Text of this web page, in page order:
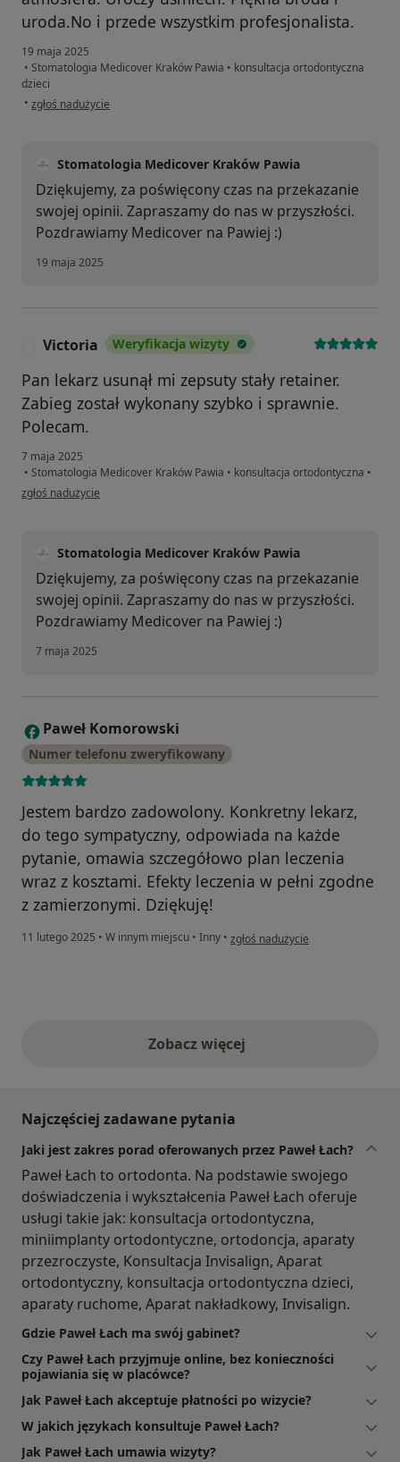
uroda.No i przede wszystkim profesjonalista.
19 maja 2025
• Stomatologia Medicover Kraków Pawia • konsultacja ortodontyczna
dzieci
• w opinii użytkownika Td
zgłoś nadużycie
Stomatologia Medicover Kraków Pawia
Dziękujemy, za poświęcony czas na przekazanie
swojej opinii. Zapraszamy do nas w przyszłości.
Pozdrawiamy Medicover na Pawiej :)
19 maja 2025
Victoria Weryfikacja wizyty
Pan lekarz usunął mi zepsuty stały retainer.
Zabieg został wykonany szybko i sprawnie.
Polecam.
7 maja 2025
• Stomatologia Medicover Kraków Pawia • konsultacja ortodontyczna •
w opinii użytkownika Victoria
zgłoś nadużycie
Stomatologia Medicover Kraków Pawia
Dziękujemy, za poświęcony czas na przekazanie
swojej opinii. Zapraszamy do nas w przyszłości.
Pozdrawiamy Medicover na Pawiej :)
7 maja 2025
P Paweł Komorowski
Numer telefonu zweryfikowany
Jestem bardzo zadowolony. Konkretny lekarz,
do tego sympatyczny, odpowiada na każde
pytanie, omawia szczegółowo plan leczenia
wraz z kosztami. Efekty leczenia w pełni zgodne
z zamierzonymi. Dziękuję!
11 lutego 2025 • W innym miejscu • Inny • w opinii użytkownika Paweł
zgłoś nadużycie
Zobacz więcejopinie powyżej
Najczęściej zadawane pytania
Jaki jest zakres porad oferowanych przez Paweł Łach?
Paweł Łach to ortodonta. Na podstawie swojego
doświadczenia i wykształcenia Paweł Łach oferuje
usługi takie jak: konsultacja ortodontyczna,
miniimplanty ortodontyczne, ortodoncja, aparaty
przezroczyste, Konsultacja Invisalign, Aparat
ortodontyczny, konsultacja ortodontyczna dzieci,
aparaty ruchome, Aparat nakładkowy, Invisalign.
Gdzie Paweł Łach ma swój gabinet?
Czy Paweł Łach przyjmuje online, bez konieczności
pojawiania się w placówce?
Jak Paweł Łach akceptuje płatności po wizycie?
W jakich językach konsultuje Paweł Łach?
Jak Paweł Łach umawia wizyty?